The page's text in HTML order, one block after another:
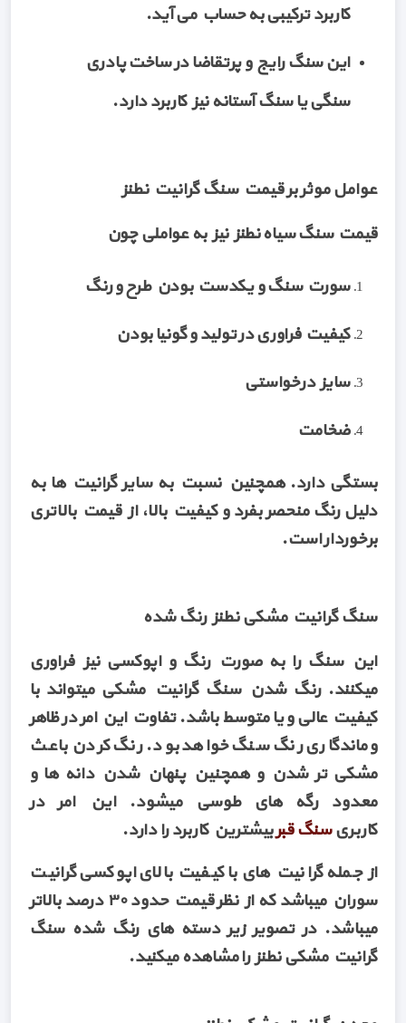
کاربرد ترکیبی به حساب می آید.
این سنگ رایج و پرتقاضا در ساخت پادری
سنگی یا سنگ آستانه نیز کاربرد دارد.
عوامل موثر بر قیمت سنگ گرانیت نطنز
قیمت سنگ سیاه نطنز نیز به عواملی چون
سورت سنگ و یکدست بودن طرح و رنگ
کیفیت فراوری در تولید و گونیا بودن
سایز درخواستی
ضخامت
بستگی دارد. همچنین نسبت به سایر گرانیت ها به
دلیل رنگ منحصر بفرد و کیفیت بالا، از قیمت بالاتری
برخوردار است.
سنگ گرانیت مشکی نطنز رنگ شده
این سنگ را به صورت رنگ و اپوکسی نیز فراوری
میکنند. رنگ شدن سنگ گرانیت مشکی میتواند با
کیفیت عالی و یا متوسط باشد. تفاوت این امر در ظاهر
و ماندگاری رنگ سنگ خواهد بود. رنگ کردن باعث
مشکی تر شدن و همچنین پنهان شدن دانه ها و
معدود رگه های طوسی میشود. این امر در
کاربریسنگ قبربیشترین کاربرد را دارد.
از جمله گرانیت های با کیفیت بالای اپوکسی گرانیت
سوران میباشد که از نظر قیمت حدود ۳۰ درصد بالاتر
میباشد. در تصویر زیر دسته های رنگ شده سنگ
گرانیت مشکی نطنز را مشاهده میکنید.